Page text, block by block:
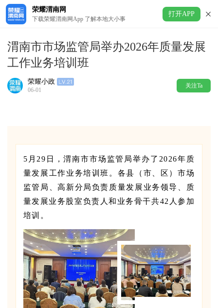
荣耀渭南网
下载荣耀渭南网App 了解本地大小事
打开APP
渭南市市场监管局举办2026年质量发展
工作业务培训班
荣耀小政
06-01
关注Ta
5月29日，渭南市市场监管局举办了2026年质
量发展工作业务培训班。各县（市、区）市场
监管局、高新分局负责质量发展业务领导、质
量发展业务股室负责人和业务骨干共42人参加
培训。